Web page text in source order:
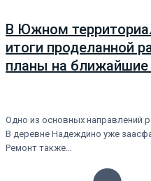
В Южном
итоги проделанной
планы на ближайшие
Одно из основных направлений
В деревне Надеждино уже
Ремонт также…